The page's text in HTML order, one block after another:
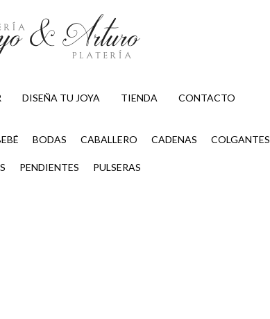
DISEÑA TU JOYA TIENDA CONTACTO
BODAS CABALLERO CADENAS COLGANTES
PENDIENTES PULSERAS